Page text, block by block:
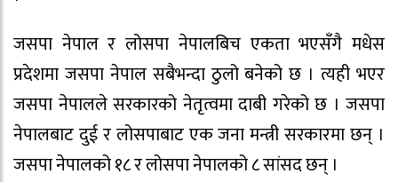
जसपा नेपाल र लोसपा नेपालबिच एकता भएसँगै मधेस
प्रदेशमा जसपा नेपाल सबैभन्दा ठुलो बनेको छ । त्यही भएर
जसपा नेपालले सरकारको नेतृत्वमा दाबी गरेको छ । जसपा
नेपालबाट दुई र लोसपाबाट एक जना मन्त्री सरकारमा छन् ।
जसपा नेपालको १८ र लोसपा नेपालको ८ सांसद छन् ।